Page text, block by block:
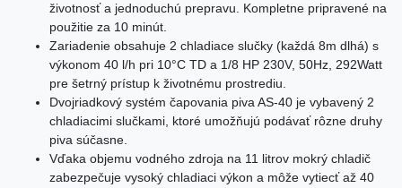
životnosť a jednoduchú prepravu. Kompletne pripravené na
použitie za 10 minút.
Zariadenie obsahuje 2 chladiace slučky (každá 8m dlhá) s
výkonom 40 l/h pri 10°C TD a 1/8 HP 230V, 50Hz, 292Watt
pre šetrný prístup k životnému prostrediu.
Dvojriadkový systém čapovania piva AS-40 je vybavený 2
chladiacimi slučkami, ktoré umožňujú podávať rôzne druhy
piva súčasne.
Vďaka objemu vodného zdroja na 11 litrov mokrý chladič
zabezpečuje vysoký chladiaci výkon a môže vytiecť až 40